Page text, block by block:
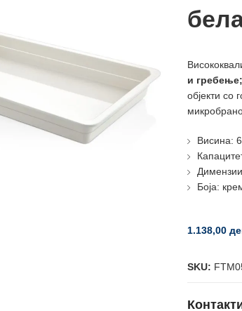
и гребење;
објекти
Висина:
Боја:
1.138,00
SKU: